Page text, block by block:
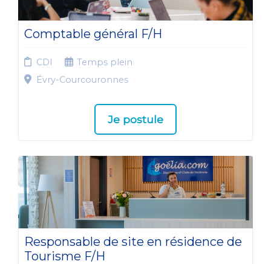
Comptable général F/H
CDI
Temps plein
Évry-Courcouronnes
Je postule
Responsable de site en résidence de
Tourisme F/H